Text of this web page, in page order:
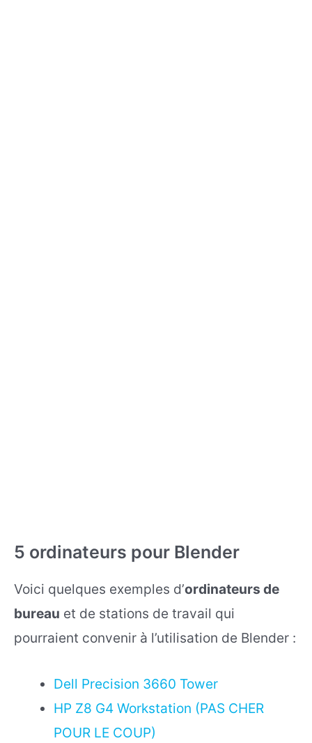
5 ordinateurs pour Blender
Voici quelques exemples d’ordinateurs de
bureau et de stations de travail qui
pourraient convenir à l’utilisation de Blender :
Dell Precision 3660 Tower
HP Z8 G4 Workstation (PAS CHER
POUR LE COUP)